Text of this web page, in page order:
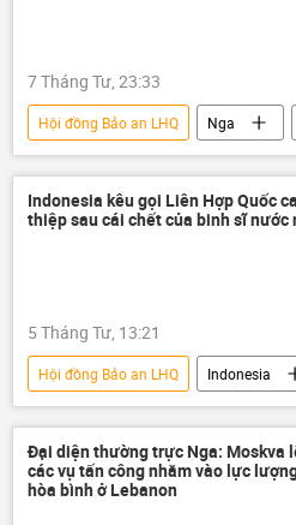
7 Tháng Tư, 23:33
Hội đồng Bảo an LHQ Nga
Trung Quốc
eo biển Hormuz
Chính trị
Thế giới
Vùng vịnh Ba Tư
Indonesia kêu gọi Liên Hợp Quốc
thiệp sau cái chết của binh sĩ nước
5 Tháng Tư, 13:21
Hội đồng Bảo an LHQ
Indonesia
Liên Hợp Quốc
Thế giới
Đại diện thường trực Nga: Moskva
các vụ tấn công nhằm vào lực
hòa bình ở Lebanon